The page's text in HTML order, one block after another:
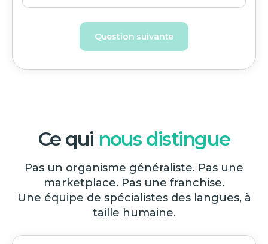
Question suivante
Ce qui nous distingue
Pas un organisme généraliste. Pas une
marketplace. Pas une franchise.
Une équipe de spécialistes des langues, à
taille humaine.